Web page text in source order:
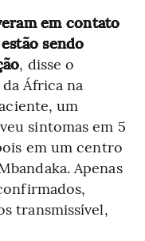
em contato
sendo
, disse o
África na
um
sintomas em 5
em um centro
Apenas
transmissível,